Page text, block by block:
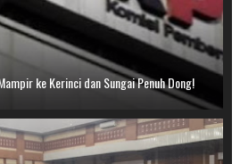
ke Kerinci dan Sungai Penuh Dong!